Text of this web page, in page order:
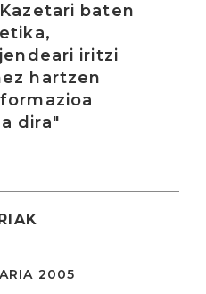
baten
iritzi
hartzen
dira"
2005